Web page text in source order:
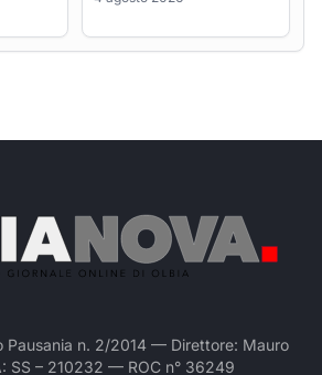
Pausania n. 2/2014 — Direttore: Mauro
SS – 210232 — ROC n° 36249